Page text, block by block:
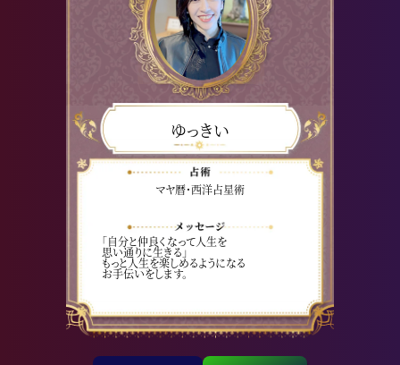
ゆっきい
マヤ暦・西洋占星術
「自分と仲良くなって人生を
思い通りに生きる」
もっと人生を楽しめるようになる
お手伝いをします。